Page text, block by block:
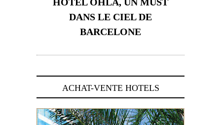
DANS LE CIEL DE
BARCELONE
ACHAT-VENTE HOTELS